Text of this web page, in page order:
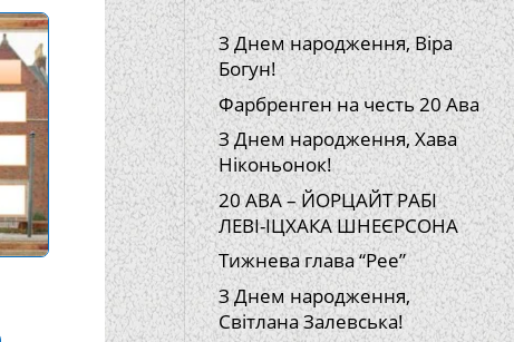
З Днем народження, Віра
Богун!
Фарбренген на честь 20 Ава
З Днем народження, Хава
Ніконьонок!
20 АВА – ЙОРЦАЙТ РАБІ
ЛЕВІ-ІЦХАКА ШНЕЄРСОНА
Тижнева глава “Рее”
З Днем народження,
Світлана Залевська!